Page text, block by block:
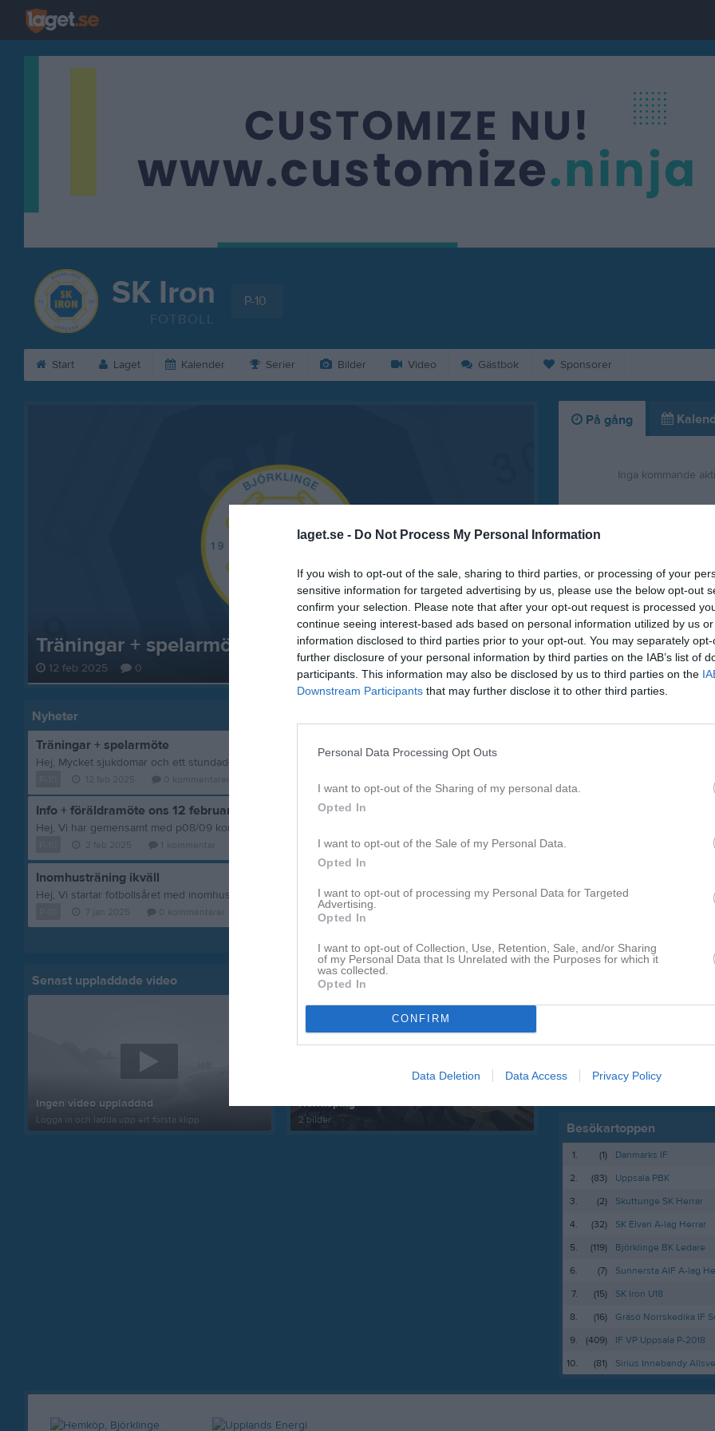
laget.se - Do Not Process My Personal Information
If you wish to opt-out of the sale, sharing to third parties, or processing of your
sensitive information for targeted advertising by us, please use the below opt-out
confirm your selection. Please note that after your opt-out request is processed
continue seeing interest-based ads based on personal information utilized by us
information disclosed to third parties prior to your opt-out. You may separately
further disclosure of your personal information by third parties on the IAB’s list of
participants. This information may also be disclosed by us to third parties on the
Downstream Participants that may further disclose it to other third parties.
Personal Data Processing Opt Outs
I want to opt-out of the Sharing of my personal data.
Opted In
I want to opt-out of the Sale of my Personal Data.
Opted In
I want to opt-out of processing my Personal Data for Targeted
Advertising.
Opted In
I want to opt-out of Collection, Use, Retention, Sale, and/or Sharing
of my Personal Data that Is Unrelated with the Purposes for which it
was collected.
Opted In
CONFIRM
Data Deletion Data Access Privacy Policy
SK Iron
FOTBOLL
P-10
Start Laget Kalender Serier Bilder Video Gästbok Sponsorer
Träningar + spelarmöte
12 feb 2025 0
Info +
2 feb 2025
Nyheter
Träningar + spelarmöte
Info + föräldramöte ons 12 februari
Inomhusträning ikväll
Hej, Vi startar fotbollsåret med inomhusträning i Björkvallsskolan ikväll då det är snö på Bälinge KG. Samling kl.18:15 och så tränar vi till 19:30 /Ledarna
Senast uppladdade video
Ingen video uppladdad
Logga in och ladda upp ert första klipp
Senast uppdaterade album
Norrköping
2 bilder
På gång
Inga kommande
Nyheter från föreningen
Semesterstängt på
22 jun
Uppdatering
Besökartoppen
1. (1)
Danmarks IF
2.
(83)
Uppsala PBK
3.
(2)
Skuttunge SK Herrar
4.
(32)
SK Elvan A-lag Herrar
5.
(119)
Björklinge BK Ledare
6.
(7)
Sunnersta AIF A-lag
7.
(15)
SK Iron U18
8.
(16)
Gräsö Norrskedika IF
9.
(409)
IF VP Uppsala P-2018
10.
(81) Sirius Innebandy